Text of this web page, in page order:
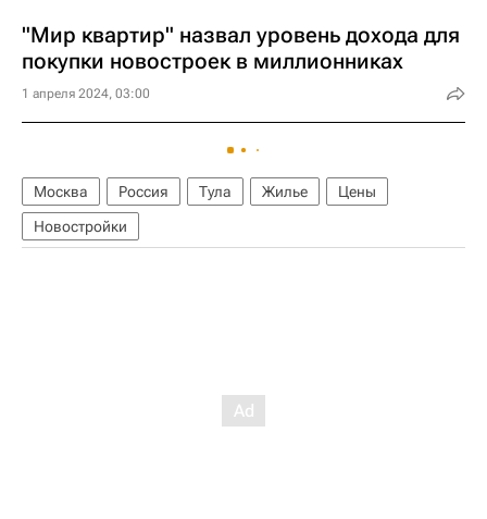
"Мир квартир" назвал уровень дохода для
покупки новостроек в миллионниках
1 апреля 2024, 03:00
Москва Россия Тула Жилье
Цены
Новостройки